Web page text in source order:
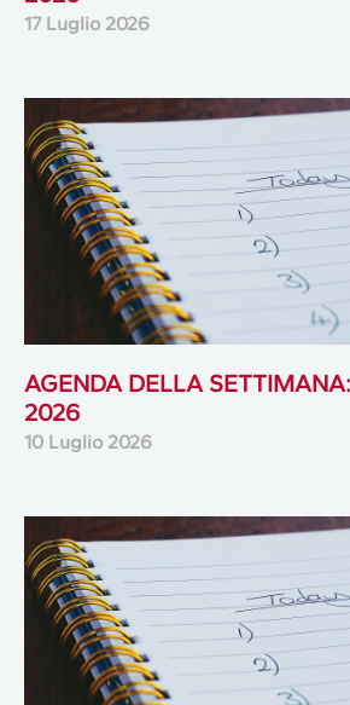
17 Luglio 2026
AGENDA DELLA
2026
10 Luglio 2026